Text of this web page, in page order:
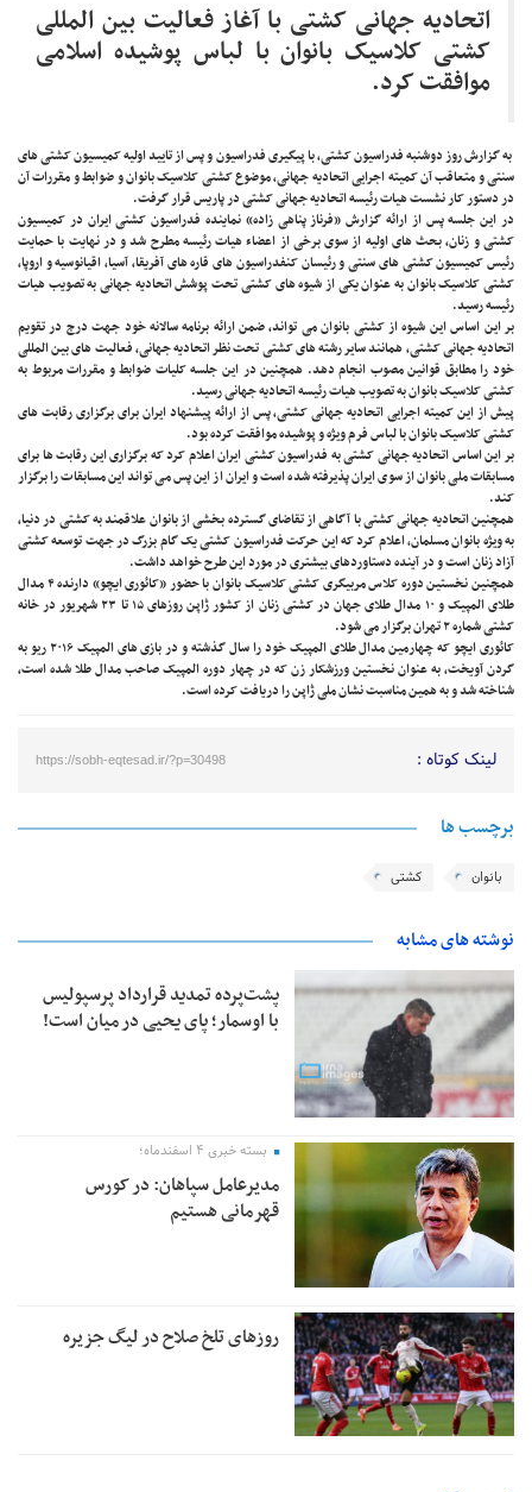
اتحادیه جهانی کشتی با آغاز فعالیت بین المللی
کشتی کلاسیک بانوان با لباس پوشیده اسلامی
موافقت کرد.
به گزارش روز دوشنبه فدراسیون کشتی، با پیگیری فدراسیون و پس از تایید اولیه کمیسیون کشتی های
سنتی و متعاقب آن کمیته اجرایی اتحادیه جهانی، موضوع کشتی کلاسیک بانوان و ضوابط و مقررات آن
در دستور کار نشست هیات رئیسه اتحادیه جهانی کشتی در پاریس قرار گرفت.
در این جلسه پس از ارائه گزارش «فرناز پناهی زاده» نماینده فدراسیون کشتی ایران در کمیسیون
کشتی و زنان، بحث های اولیه از سوی برخی از اعضاء هیات رئیسه مطرح شد و در نهایت با حمایت
رئیس کمیسیون کشتی های سنتی و رئیسان کنفدراسیون های قاره های آفریقا، آسیا، اقیانوسیه و اروپا،
کشتی کلاسیک بانوان به عنوان یکی از شیوه های کشتی تحت پوشش اتحادیه جهانی به تصویب هیات
رئیسه رسید.
بر این اساس این شیوه از کشتی بانوان می تواند، ضمن ارائه برنامه سالانه خود جهت درج در تقویم
اتحادیه جهانی کشتی، همانند سایر رشته های کشتی تحت نظر اتحادیه جهانی، فعالیت های بین المللی
خود را مطابق قوانین مصوب انجام دهد. همچنین در این جلسه کلیات ضوابط و مقررات مربوط به
کشتی کلاسیک بانوان به تصویب هیات رئیسه اتحادیه جهانی رسید.
پیش از این کمیته اجرایی اتحادیه جهانی کشتی، پس از ارائه پیشنهاد ایران برای برگزاری رقابت های
کشتی کلاسیک بانوان با لباس فرم ویژه و پوشیده موافقت کرده بود.
بر این اساس اتحادیه جهانی کشتی به فدراسیون کشتی ایران اعلام کرد که برگزاری این رقابت ها برای
مسابقات ملی بانوان از سوی ایران پذیرفته شده است و ایران از این پس می تواند این مسابقات را برگزار
کند.
همچنین اتحادیه جهانی کشتی با آگاهی از تقاضای گسترده بخشی از بانوان علاقمند به کشتی در دنیا،
به ویژه بانوان مسلمان، اعلام کرد که این حرکت فدراسیون کشتی یک گام بزرگ در جهت توسعه کشتی
آزاد زنان است و در آینده دستاوردهای بیشتری در مورد این طرح خواهد داشت.
همچنین نخستین دوره کلاس مربیگری کشتی کلاسیک بانوان با حضور «کائوری ایچو» دارنده ۴ مدال
طلای المپیک و ۱۰ مدال طلای جهان در کشتی زنان از کشور ژاپن روزهای ۱۵ تا ۲۳ شهریور در خانه
کشتی شماره ۲ تهران برگزار می شود.
کائوری ایچو که چهارمین مدال طلای المپیک خود را سال گذشته و در بازی های المپیک ۲۰۱۶ ریو به
گردن آویخت، به عنوان نخستین ورزشکار زن که در چهار دوره المپیک صاحب مدال طلا شده است،
شناخته شد و به همین مناسبت نشان ملی ژاپن را دریافت کرده است.
لینک کوتاه : https://sobh-eqtesad.ir/?p=30498
برچسب ها
بانوان کشتی
نوشته های مشابه
پشت‌پرده تمدید قرارداد پرسپولیس
با اوسمار؛ پای یحیی در میان است!
بسته خبری ۴ اسفندماه؛
مدیرعامل سپاهان: در کورس
قهرمانی هستیم
روزهای تلخ صلاح در لیگ جزیره